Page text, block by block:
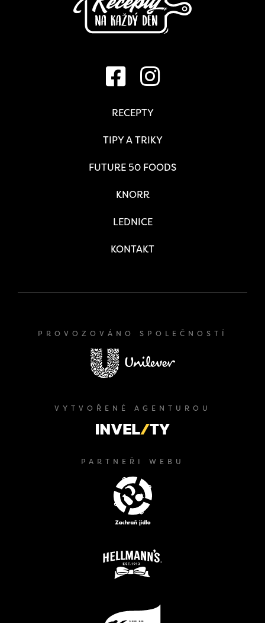
RECEPTY
TIPY A TRIKY
FUTURE 50 FOODS
KNORR
LEDNICE
KONTAKT
PROVOZOVÁNO SPOLEČNOSTÍ
VYTVOŘENÉ AGENTUROU
PARTNEŘI WEBU